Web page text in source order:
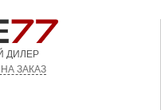
ДИЛЕР
ЗАКАЗ